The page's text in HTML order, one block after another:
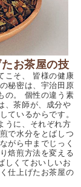
お茶屋の技
こそ、 皆様の健康
秘密は、宇治田原
の。 個性の違う素
、茶師が、成分や
ているからです。
うに、それぞれ方
で水分をとばしつ
がら中までじっく
焙煎方法を変える
しくておいしいお
仕上げたお茶屋の